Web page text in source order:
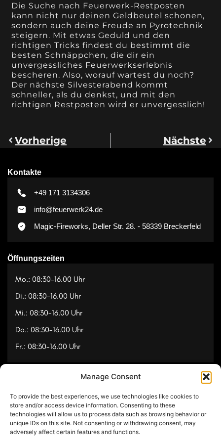
Manage Consent
To provide the best experiences, we use technologies like cookies to
store and/or access device information. Consenting to these
technologies will allow us to process data such as browsing behavior or
unique IDs on this site. Not consenting or withdrawing consent, may
adversely affect certain features and functions.
Die Suche nach Feuerwerk-Restposten
kann nicht nur deinen Geldbeutel schonen,
sondern auch deine Freude an Pyrotechnik
steigern. Mit etwas Geduld und den
richtigen Tricks findest du bestimmt die
besten Schnäppchen, die dir ein
unvergessliches Feuerwerkserlebnis
bescheren. Also, worauf wartest du noch?
Der nächste Silvesterabend kommt
schneller, als du denkst, und mit den
richtigen Restposten wird er unvergesslich!
Vorherige Nächste
Kontakte
+49 171 3134306
info@feuerwerk24.de
Magic-Fireworks, Deller Str. 28. - 58339 Breckerfeld
Öffnungszeiten
Mo.: 08:30-16.00 Uhr
Di.: 08:30-16.00 Uhr
Mi.: 08:30-16.00 Uhr
Do.: 08:30-16.00 Uhr
Fr.: 08:30-16.00 Uhr
Referenzen
Videos
Über uns